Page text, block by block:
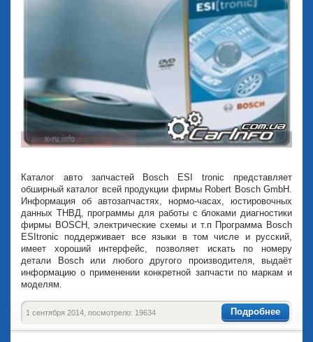
Каталог авто запчастей Bosch ESI tronic представляет
обширный каталог всей продукции фирмы Robert Bosch GmbH.
Информация об автозапчастях, нормо-часах, юстировочных
данных ТНВД, программы для работы с блоками диагностики
фирмы BOSCH, электрические схемы и т.п Программа Bosch
ESItronic поддерживает все языки в том числе и русский,
имеет хороший интерфейс, позволяет искать по номеру
детали Bosch или любого другого производителя, выдаёт
информацию о применении конкретной запчасти по маркам и
моделям.
Подробнее
1 сентября 2014, посмотрело: 19634